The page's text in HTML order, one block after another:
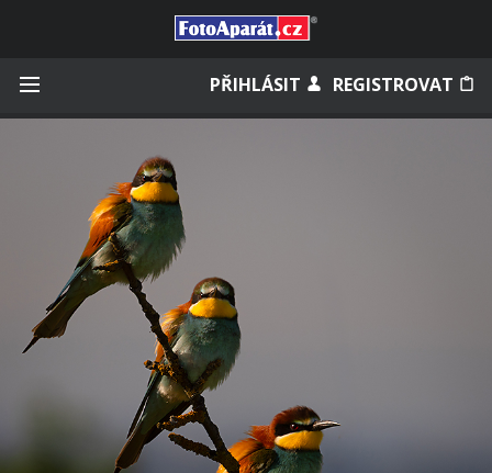
PŘIHLÁSIT REGISTROVAT
Zapomněli jste heslo?
Měli jste účet na starém webu?